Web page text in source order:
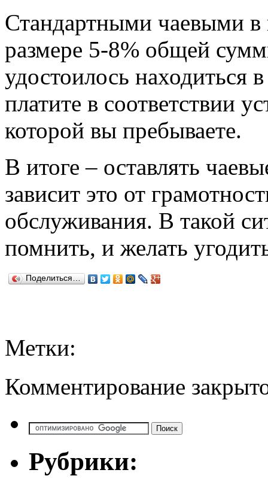
Стандартными чаевыми в
размере 5-8% общей
удостоилось находиться
платите в соответствии
которой вы пребываете.
В итоге – оставлять
зависит это от
обслуживания. В такой
помнить, и желать
Поделиться…
Метки:
Комментирование
Рубрики: